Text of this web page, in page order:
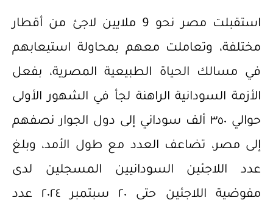
استقبلت مصر نحو 9 ملايين لاجئ من أقطار
مختلفة، وتعاملت معهم بمحاولة استيعابهم
في مسالك الحياة الطبيعية المصرية، بفعل
الأزمة السودانية الراهنة لجأ في الشهور الأولى
حوالي ٣٥٠ ألف سوداني إلى دول الجوار نصفهم
إلى مصر، تضاعف العدد مع طول الأمد، وبلغ
عدد اللاجئين السودانيين المسجلين لدى
مفوضية اللاجئين حتى ٢٠ سبتمبر ٢٠٢٤ عدد